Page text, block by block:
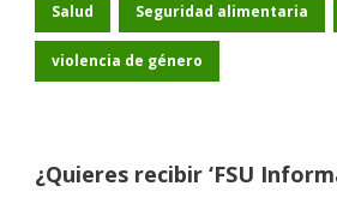
Salud Seguridad alimentaria
violencia de género
¿Quieres recibir ‘FSU